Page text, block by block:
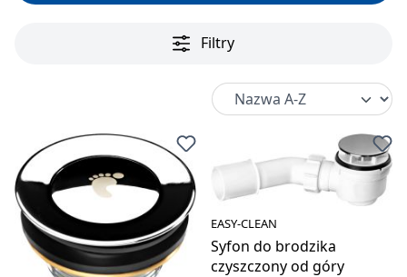
Filtry
EASY-CLEAN
Syfon do brodzika
czyszczony od góry